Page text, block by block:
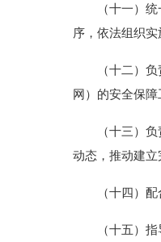
（十一）统一
序，依法组织实
（十二）负责
网）的安全保
（十三）负责
动态，推动建
（十四）配合
（十五）指导